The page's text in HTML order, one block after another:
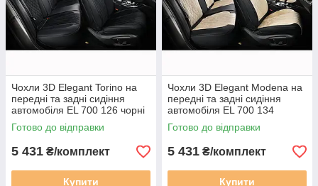
Чохли 3D Elegant Torino на
передні та задні сидіння
автомобіля EL 700 126 чорні
Готово до відправки
5 431 ₴/комплект
Купити
Чохли 3D Elegant Modena на
передні та задні сидіння
автомобіля EL 700 134
бежеві
Готово до відправки
5 431 ₴/комплект
Купити